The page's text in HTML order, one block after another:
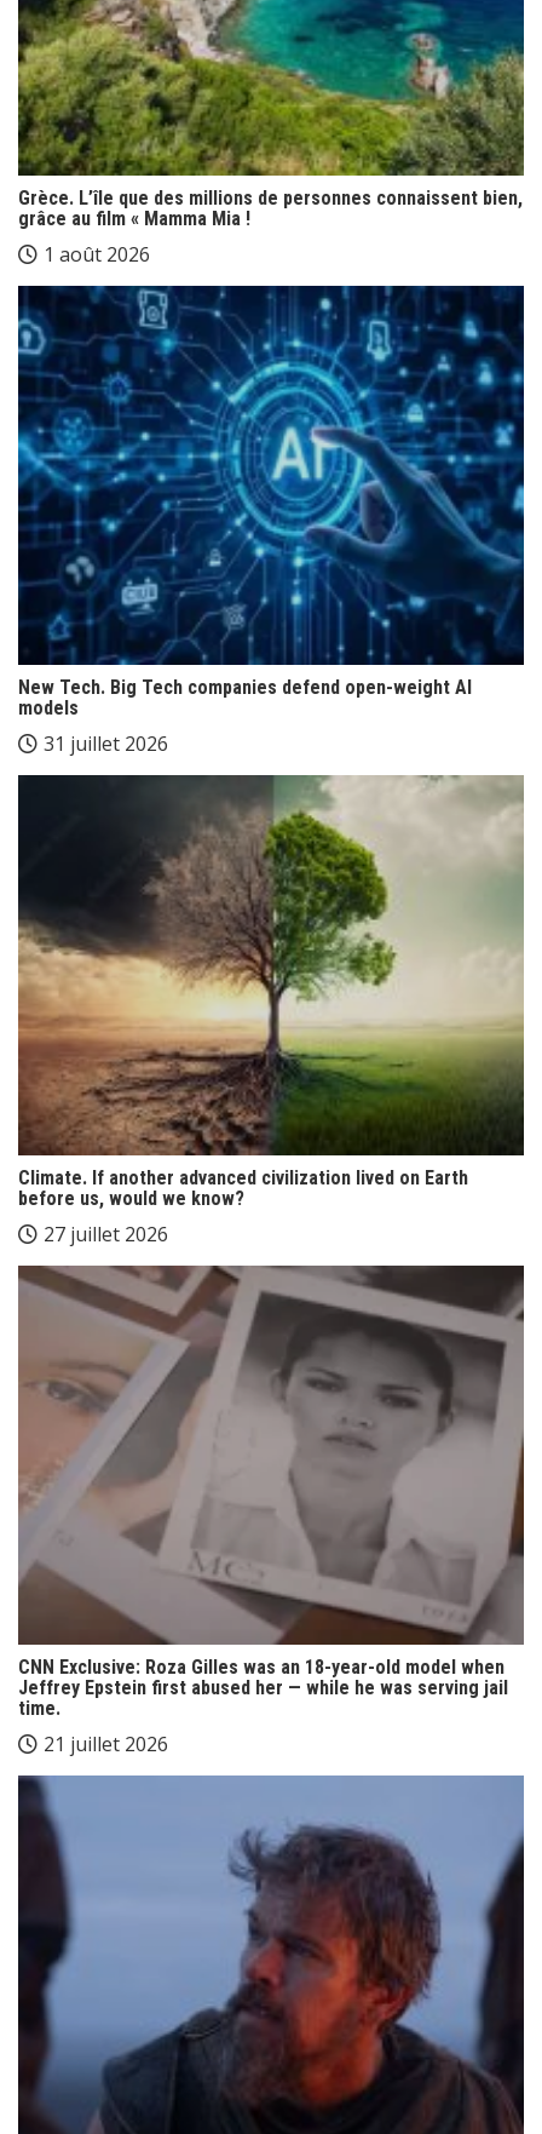
Grèce. L’île que des millions de personnes connaissent bien,
grâce au film « Mamma Mia !
1 août 2026
New Tech. Big Tech companies defend open-weight AI
models
31 juillet 2026
Climate. If another advanced civilization lived on Earth
before us, would we know?
27 juillet 2026
CNN Exclusive: Roza Gilles was an 18-year-old model when
Jeffrey Epstein first abused her — while he was serving jail
time.
21 juillet 2026